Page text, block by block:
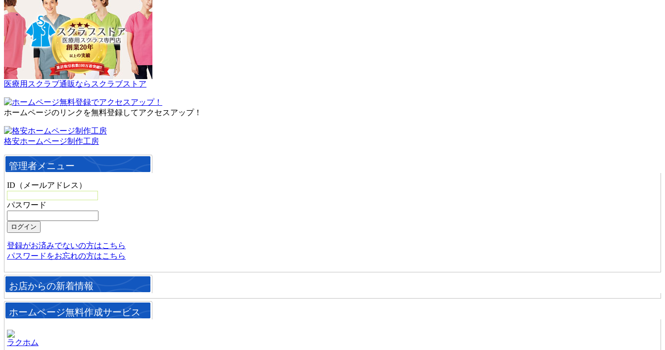
医療用スクラブ通販ならスクラブストア
ホームページのリンクを無料登録してアクセスアップ！
格安ホームページ制作工房
管理者メニュー
ID（メールアドレス）
パスワード
登録がお済みでないの方はこちら
パスワードをお忘れの方はこちら
お店からの新着情報
ホームページ無料作成サービス
ラクホム